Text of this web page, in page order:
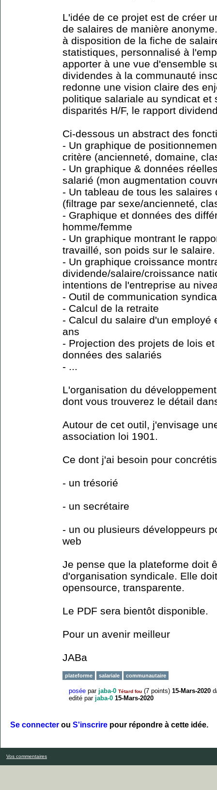
L'idée de ce projet est de créer
de salaires de manière
à disposition de la fiche de
statistiques, personnalisé à
apporter à une vue d'ensemble
dividendes à la communauté
redonne une vision claire des
politique salariale au syndicat et
disparités H/F, le rapport
Ci-dessous un abstract des
- Un graphique de
critère (ancienneté, domaine,
- Un graphique & données
salarié (mon augmentation
- Un tableau de tous les
(filtrage par sexe/ancienneté,
- Graphique et données des
homme/femme
- Un graphique montrant le
travaillé, son poids sur le salaire.
- Un graphique croissance
dividende/salaire/croissance
intentions de l'entreprise au
- Outil de communication
- Calcul de la retraite
- Calcul du salaire d'un employé
ans
- Projection des projets de lois
données des salariés
- ...
L'organisation du
dont vous trouverez le détail
Autour de cet outil, j'envisage
association loi 1901.
Ce dont j'ai besoin pour
- un trésorié
- un secrétaire
- un ou plusieurs développeurs
web
Je pense que la plateforme doit
d'organisation syndicale. Elle
opensource, transparente.
Le PDF sera bientôt disponible.
Pour un avenir meilleur
JABa
plateforme salariale communautaire
posée par jaba-0 Tétard fou (7 points) 15-Mars-2020
edité par jaba-0 15-Mars-2020
Se connecter ou S'inscrire pour répondre à cette idée.
Vos commentaires